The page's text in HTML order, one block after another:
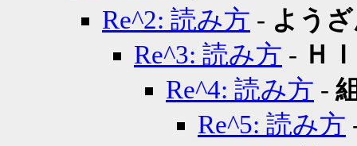
Re^2: 読み方 - よう
Re^3: 読み方 - Ｈ
Re^4: 読み方 -
Re^5: 読み方